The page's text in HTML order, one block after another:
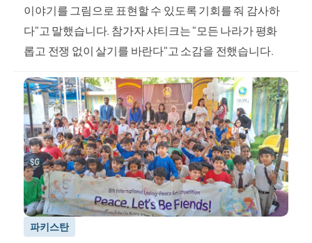
이야기를 그림으로 표현할 수 있도록 기회를 줘 감사하
다"고 말했습니다. 참가자 샤티크는 "모든 나라가 평화
롭고 전쟁 없이 살기를 바란다"고 소감을 전했습니다.
파키스탄